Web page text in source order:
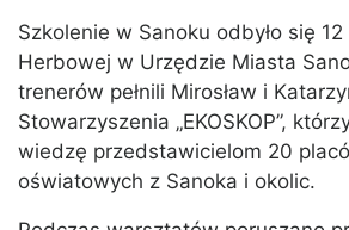
Szkolenie w Sanoku odbyło się
Herbowej w Urzędzie Miasta
trenerów pełnili Mirosław i
Stowarzyszenia „EKOSKOP”,
wiedzę przedstawicielom 20
oświatowych z Sanoka i okolic.